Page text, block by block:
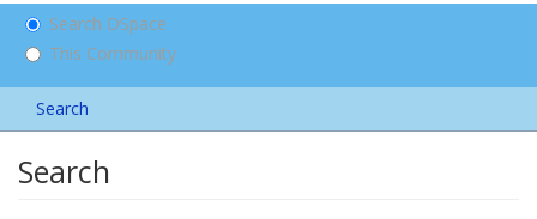
Search DSpace
This Community
Search
Search